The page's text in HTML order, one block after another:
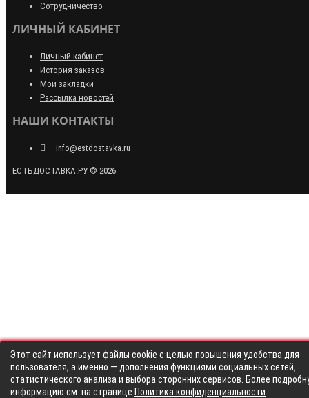
Сотрудничество
ЛИЧНЫЙ КАБИНЕТ
Личный кабинет
История заказов
Мои закладки
Рассылка новостей
НАШИ КОНТАКТЫ
info@estdostavka.ru
ЕСТЬДОСТАВКА.РУ © 2026
Этот сайт использует файлы cookie с целью повышения удобства для
пользователя, а именно — дополнения функциями социальных сетей,
статистического анализа и выбора сторонних сервисов. Более
информацию см. на странице Политика конфиденциальности